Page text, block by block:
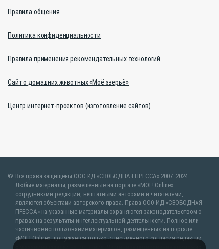
Правила общения
Политика конфиденциальности
Правила применения рекомендательных технологий
Сайт о домашних животных «Моё зверьё»
Центр интернет-проектов (изготовление сайтов)
Все права защищены ООО ИД «СВОБОДНАЯ ПРЕССА» 2007–2024.
Любые материалы, размещенные на портале «МОЁ! Online»
сотрудниками редакции, нештатными авторами и читателями,
являются объектами авторского права. Права ООО ИД «СВОБОДНАЯ
ПРЕССА» на указанные материалы охраняются законодательством о
правах на результаты интеллектуальной деятельности. Полное или
частичное использование материалов, размещенных на портале
«МОЁ! Online», допускается только с письменного согласия редакции